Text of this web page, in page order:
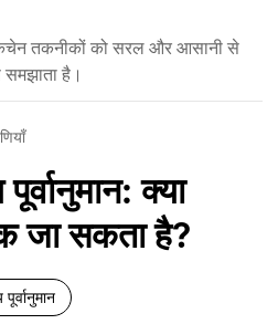
तकनीकों को सरल और आसानी से
है।
क्या
जा सकता है?